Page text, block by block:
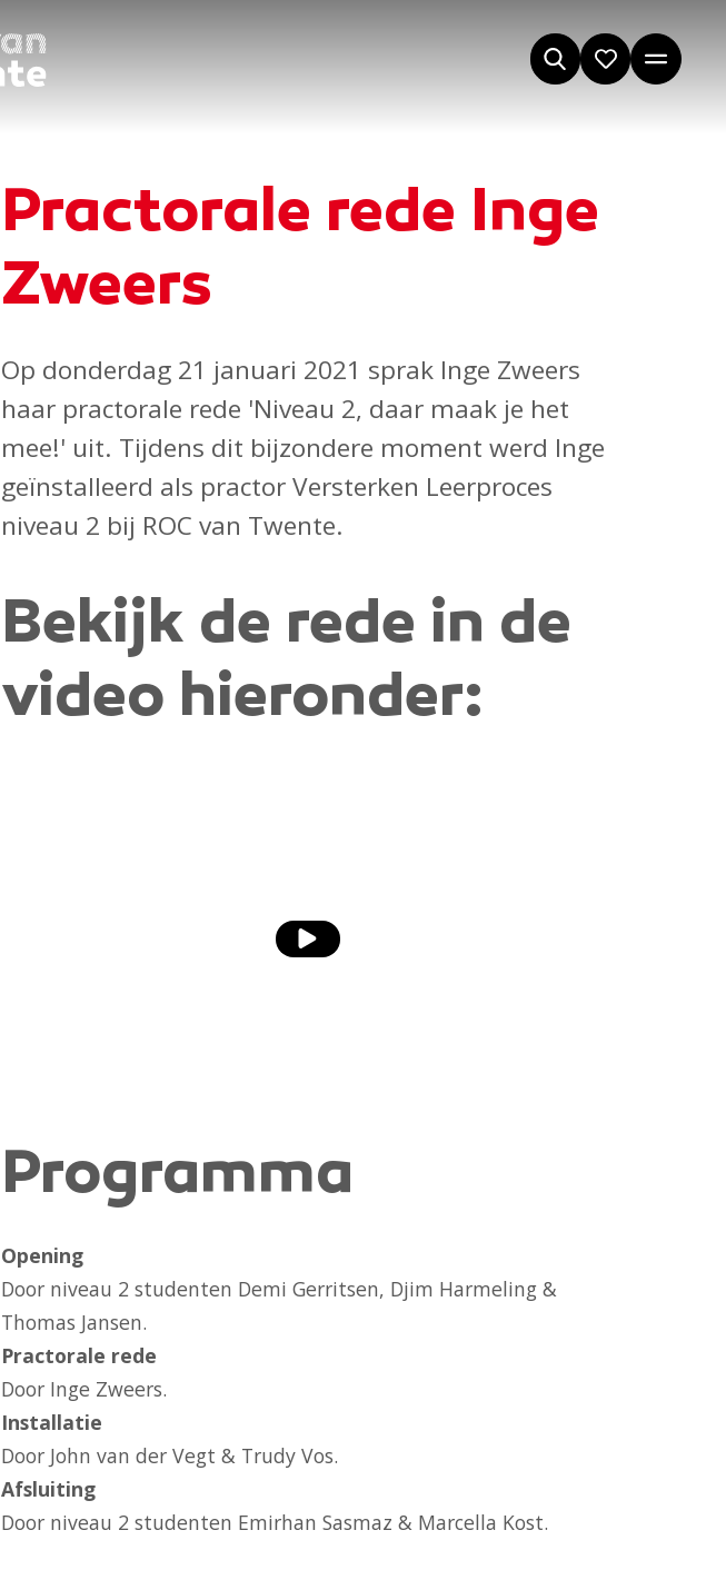
Practorale rede Inge
Zweers
Op donderdag 21 januari 2021 sprak Inge Zweers
haar practorale rede 'Niveau 2, daar maak je het
mee!' uit. Tijdens dit bijzondere moment werd Inge
geïnstalleerd als practor Versterken Leerproces
niveau 2 bij ROC van Twente.
Bekijk de rede in de
video hieronder:
Programma
Opening
Door niveau 2 studenten Demi Gerritsen, Djim Harmeling &
Thomas Jansen.
Practorale rede
Door Inge Zweers.
Installatie
Door John van der Vegt & Trudy Vos.
Afsluiting
Door niveau 2 studenten Emirhan Sasmaz & Marcella Kost.